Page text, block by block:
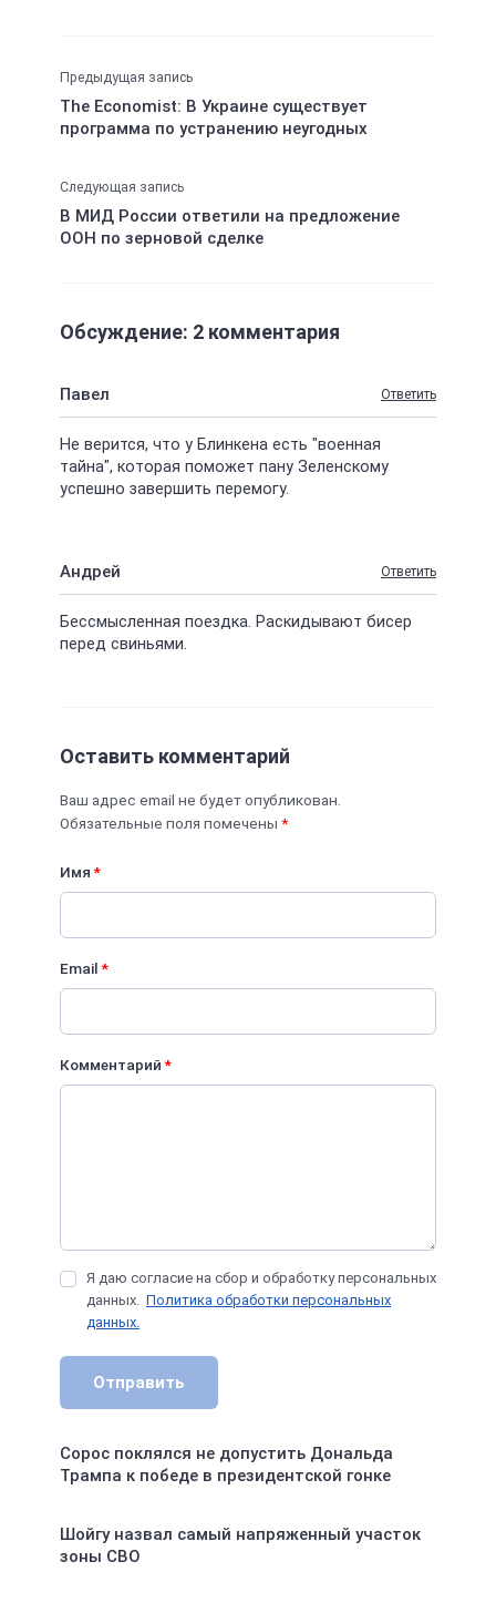
Предыдущая запись
The Economist: В Украине существует
программа по устранению неугодных
Следующая запись
В МИД России ответили на предложение
ООН по зерновой сделке
Обсуждение: 2 комментария
Павел Ответить
Не верится, что у Блинкена есть "военная
тайна", которая поможет пану Зеленскому
успешно завершить перемогу.
Андрей Ответить
Бессмысленная поездка. Раскидывают бисер
перед свиньями.
Оставить комментарий
Ваш адрес email не будет опубликован.
Обязательные поля помечены *
Имя*
Email*
Комментарий*
Я даю согласие на сбор и обработку персональных
данных. Политика обработки персональных
данных.
Отправить
Сорос поклялся не допустить Дональда
Трампа к победе в президентской гонке
Шойгу назвал самый напряженный участок
зоны СВО